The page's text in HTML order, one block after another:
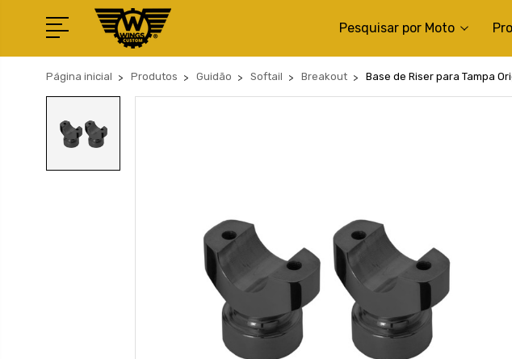
Pesquisar por Moto
Página inicial Produtos Guidão Softail Breakout Base de Riser para Tampa